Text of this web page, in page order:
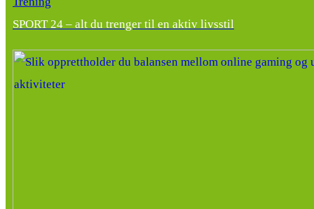
SPORT 24 – alt du trenger til en aktiv livsstil